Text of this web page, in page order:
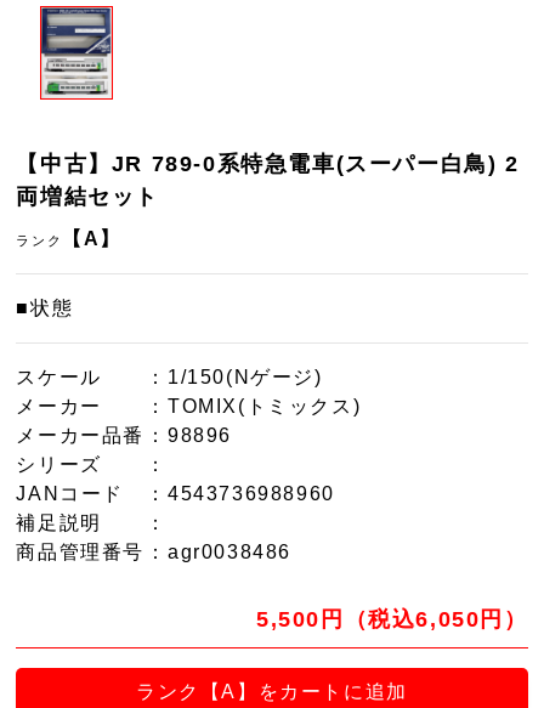
【中古】JR 789-0系特急電車(スーパー白鳥) 2
両増結セット
ランク 【A】
■状態
スケール
：1/150(Nゲージ)
メーカー
：TOMIX(トミックス)
メーカー品番
：98896
シリーズ
：
JANコード
：4543736988960
補足説明
：
商品管理番号 ：agr0038486
5,500円（税込6,050円）
ランク【A】をカートに追加